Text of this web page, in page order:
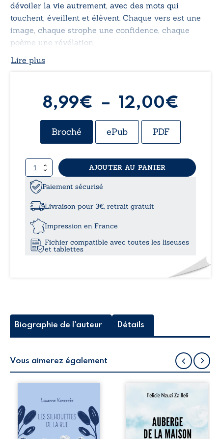
dévoiler la vie autrement, avec des mots qui
touchent, éveillent et élèvent. Chaque vers est une
image, chaque strophe une confidence, chaque
poème une révélation.
Lire plus
8,99€ – 12,00€
de
Broché ePub PDF
quantité
de
Bouteille
vers
AJOUTER AU PANIER
Paiement sécurisé
Livraison pour 3€, retrait gratuit
Impression en France
Fichier compatible avec toutes les liseuses
et tablettes
Biographie de l'auteur Détails
Vous aimerez également
la rue donne la
parole à six
personnages
ordinaires,
traversés par des
Auberge de la
récit-témoignage
consacré au
parcours